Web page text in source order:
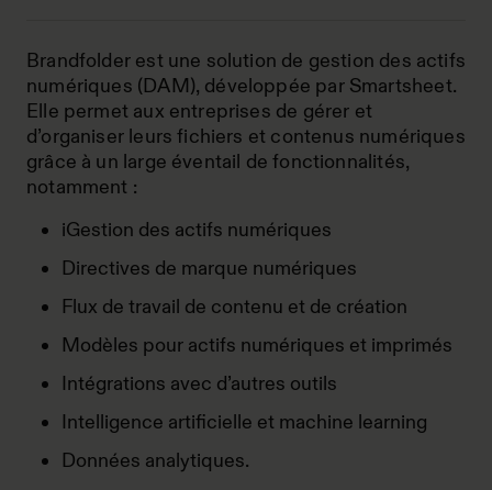
Brandfolder est une solution de gestion des actifs
numériques (DAM), développée par Smartsheet.
Elle permet aux entreprises de gérer et
d’organiser leurs fichiers et contenus numériques
grâce à un large éventail de fonctionnalités,
notamment :
iGestion des actifs numériques
Directives de marque numériques
Flux de travail de contenu et de création
Modèles pour actifs numériques et imprimés
Intégrations avec d’autres outils
Intelligence artificielle et machine learning
Données analytiques.